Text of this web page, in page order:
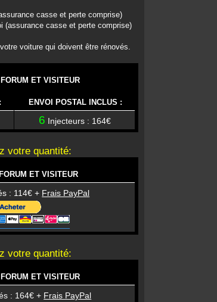
casse et perte comprise)
(assurance casse et perte comprise)
voiture qui doivent être rénovés.
ET VISITEUR
ENVOI POSTAL INCLUS :
6 Injecteurs : 164€
votre quantité:
ET VISITEUR
: 114€ + Frais PayPal
votre quantité:
ET VISITEUR
: 164€ + Frais PayPal